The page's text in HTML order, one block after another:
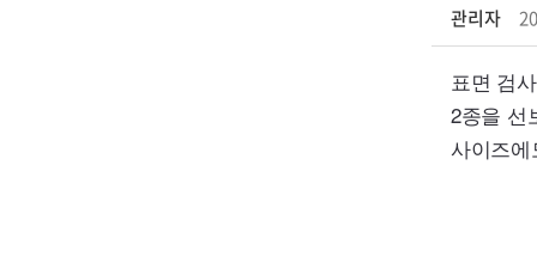
관리자
표면 검
2종을 선
사이즈